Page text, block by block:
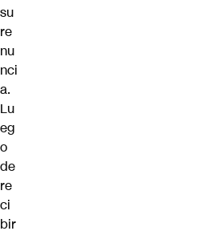
su
re
nu
nci
a.
Lu
eg
o
de
re
ci
bir